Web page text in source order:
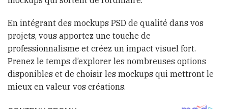
En intégrant des mockups PSD de qualité dans vos
projets, vous apportez une touche de
professionnalisme et créez un impact visuel fort.
Prenez le temps d’explorer les nombreuses options
disponibles et de choisir les mockups qui mettront le
mieux en valeur vos créations.